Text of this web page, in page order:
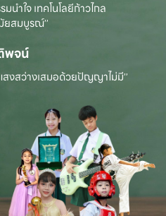
นำใจ เทคโนโลยีก้าวไกล
ยสมบูรณ์”
พจน์
งสว่างเสมอด้วยปัญญาไม่มี”